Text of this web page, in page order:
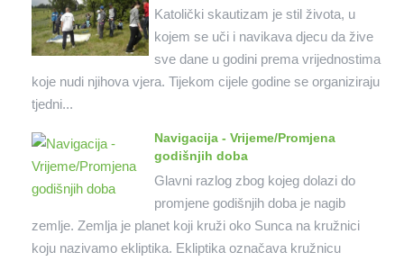
Katolički skautizam je stil života, u
kojem se uči i navikava djecu da žive
sve dane u godini prema vrijednostima
koje nudi njihova vjera. Tijekom cijele godine se organiziraju
tjedni...
Navigacija - Vrijeme/Promjena
godišnjih doba
Glavni razlog zbog kojeg dolazi do
promjene godišnjih doba je nagib
zemlje. Zemlja je planet koji kruži oko Sunca na kružnici
koju nazivamo ekliptika. Ekliptika označava kružnicu